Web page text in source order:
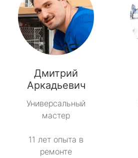
Дмитрий
Аркадьевич
Универсальный
мастер
11 лет опыта в
ремонте